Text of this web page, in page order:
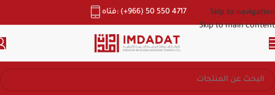
Skip to navigation
Skip to main content
هاتف: (+966) 50 550 4717